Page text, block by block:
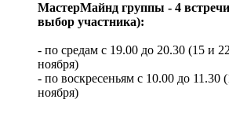
МастерМайнд группы - 4
выбор участника):
- по средам с 19.00 до 20.30 (15 и
ноября)
- по воскресеньям с 10.00 до 11.30
ноября)